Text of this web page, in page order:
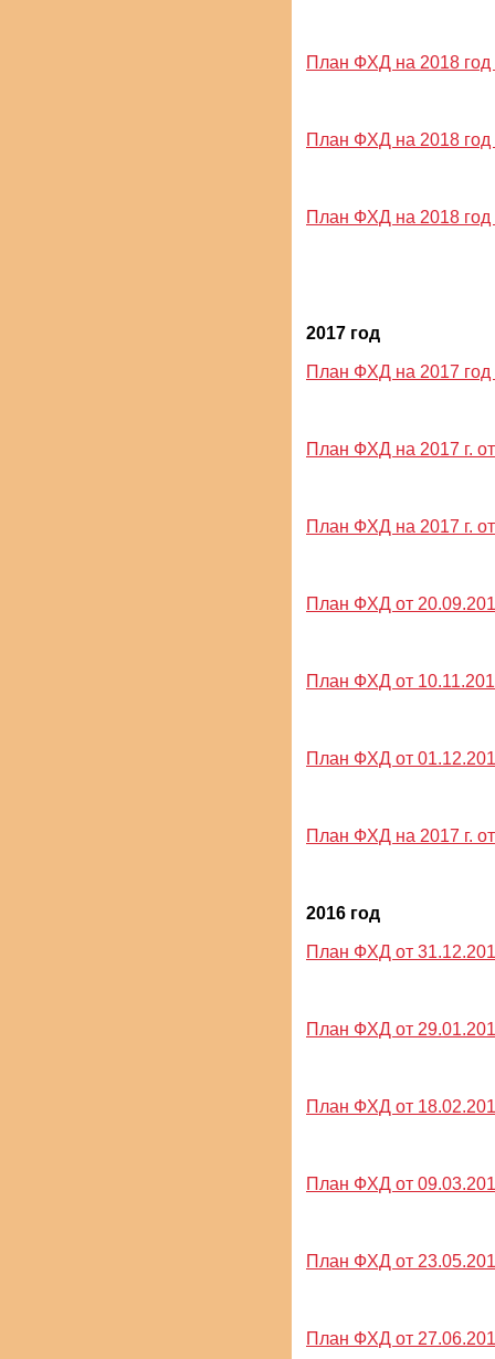
План ФХД на 2018 год
План ФХД на 2018 год
План ФХД на 2018 год
2017 год
План ФХД на 2017 год
План ФХД на 2017 г.
План ФХД на 2017 г.
План ФХД от
План ФХД от
План ФХД от
План ФХД на 2017 г.
2016 год
План ФХД от
План ФХД от
План ФХД от
План ФХД от
План ФХД от
План ФХД от